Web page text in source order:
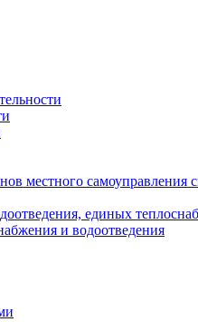
местного
единых
и водоотведения